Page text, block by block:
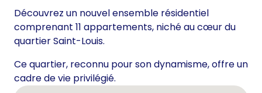
Découvrez un nouvel ensemble résidentiel
comprenant 11 appartements, niché au cœur du
quartier Saint-Louis.
Ce quartier, reconnu pour son dynamisme, offre un
cadre de vie privilégié.